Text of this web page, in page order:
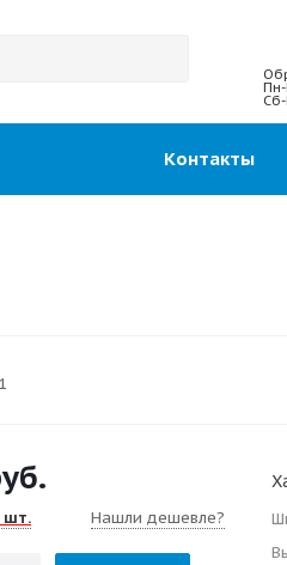
Пн-
Контакты
шт. Нашли дешевле?